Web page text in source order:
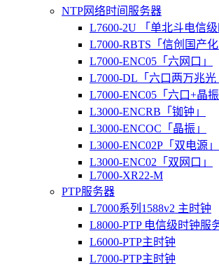
NTP网络时间服务器
L7600-2U 「单北斗电信
L7000-RBTS「信创国产化
L7000-ENC05「六网口」
L7000-DL「六口两万兆光
L7000-ENC05「六口+晶振
L3000-ENCRB「铷钟」
L3000-ENCOC「晶振」
L3000-ENC02P「双电源」
L3000-ENC02「双网口」
L7000-XR22-M
PTP服务器
L7000系列1588v2 主时钟
L8000-PTP 电信级时钟服
L6000-PTP主时钟
L7000-PTP主时钟